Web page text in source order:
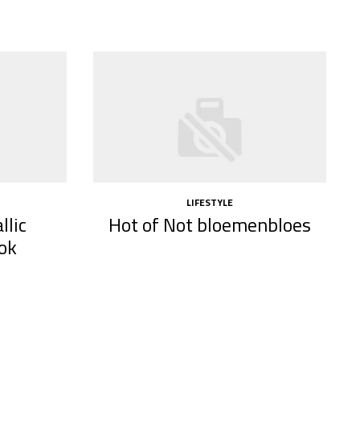
LIFESTYLE
Hot of Not bloemenbloes